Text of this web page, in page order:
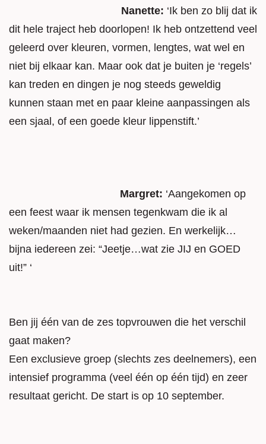
Nanette: ‘Ik ben zo blij dat ik
dit hele traject heb doorlopen! Ik heb ontzettend veel
geleerd over kleuren, vormen, lengtes, wat wel en
niet bij elkaar kan. Maar ook dat je buiten je ‘regels’
kan treden en dingen je nog steeds geweldig
kunnen staan met en paar kleine aanpassingen als
een sjaal, of een goede kleur lippenstift.’
Margret: ‘Aangekomen op
een feest waar ik mensen tegenkwam die ik al
weken/maanden niet had gezien. En werkelijk…
bijna iedereen zei: “Jeetje…wat zie JIJ en GOED
uit!” ‘
Ben jij één van de zes topvrouwen die het verschil
gaat maken?
Een exclusieve groep (slechts zes deelnemers), een
intensief programma (veel één op één tijd) en zeer
resultaat gericht. De start is op 10 september.